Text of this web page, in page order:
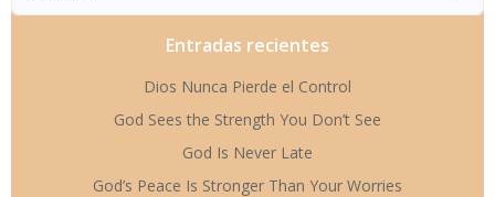
Entradas recientes
Dios Nunca Pierde el Control
God Sees the Strength You Don’t See
God Is Never Late
God’s Peace Is Stronger Than Your Worries